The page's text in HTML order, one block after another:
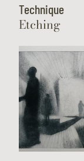
Technique
Etching